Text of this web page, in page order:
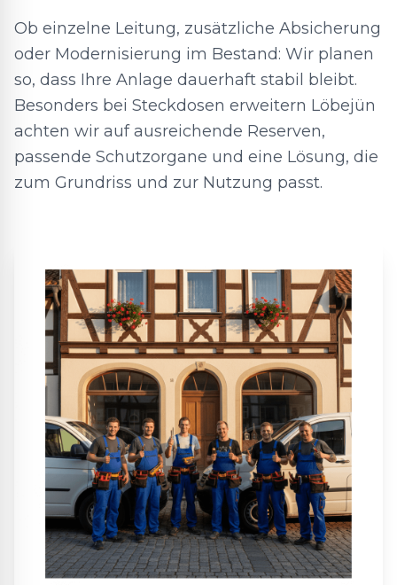
Ob einzelne Leitung, zusätzliche Absicherung
oder Modernisierung im Bestand: Wir planen
so, dass Ihre Anlage dauerhaft stabil bleibt.
Besonders bei Steckdosen erweitern Löbejün
achten wir auf ausreichende Reserven,
passende Schutzorgane und eine Lösung, die
zum Grundriss und zur Nutzung passt.